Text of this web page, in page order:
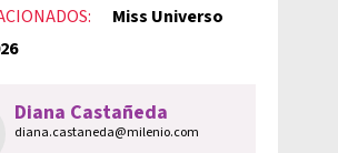
Miss Universo
Diana Castañeda
diana.castaneda@milenio.com